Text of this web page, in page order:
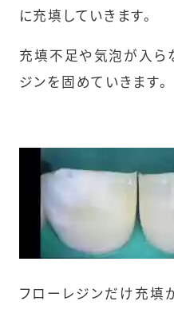
に充填していきます。
充填不足や気泡が入ら
ジンを固めていきます。
フローレジンだけ充填